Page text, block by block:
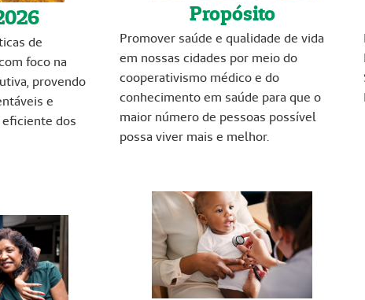
de
foco na
provendo
e
eficiente dos
Propósito
Promover saúde e qualidade de vida
em nossas cidades por meio do
cooperativismo médico e do
conhecimento em saúde para que o
maior número de pessoas possível
possa viver mais e melhor.